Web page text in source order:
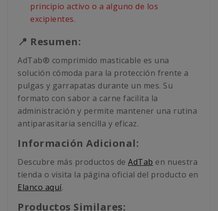
principio activo o a alguno de los
excipientes.
📍 Resumen:
AdTab® comprimido masticable es una
solución cómoda para la protección frente a
pulgas y garrapatas durante un mes. Su
formato con sabor a carne facilita la
administración y permite mantener una rutina
antiparasitaria sencilla y eficaz.
Información Adicional:
Descubre más productos de AdTab en nuestra
tienda o visita la página oficial del producto en
Elanco aquí.
Productos Similares: